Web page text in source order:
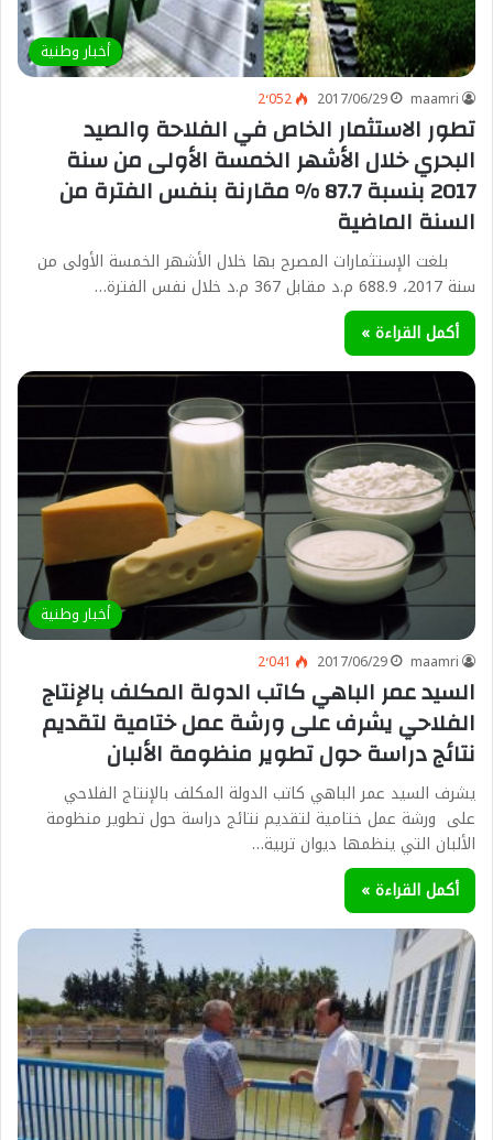
أخبار وطنية
maamri
2017/06/29 2٬052
تطور الاستثمار الخاص في الفلاحة والصيد
البحري خلال الأشهر الخمسة الأولى من سنة
2017 بنسبة 87.7 % مقارنة بنفس الفترة من
السنة الماضية
بلغت الإستثمارات المصرح بها خلال الأشهر الخمسة الأولى من
سنة 2017، 688.9 م.د مقابل 367 م.د خلال نفس الفترة…
أكمل القراءة »
أخبار وطنية
maamri
2017/06/29 2٬041
السيد عمر الباهي كاتب الدولة المكلف بالإنتاج
الفلاحي يشرف على ورشة عمل ختامية لتقديم
نتائج دراسة حول تطوير منظومة الألبان
يشرف السيد عمر الباهي كاتب الدولة المكلف بالإنتاج الفلاحي
على ورشة عمل ختامية لتقديم نتائج دراسة حول تطوير منظومة
الألبان التي ينظمها ديوان تربية…
أكمل القراءة »